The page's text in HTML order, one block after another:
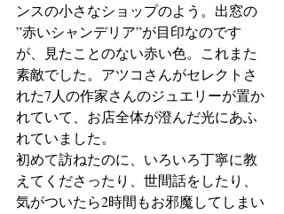
ンスの小さなショップのよう。出窓の
”赤いシャンデリア”が目印なのです
が、見たことのない赤い色。これまた
素敵でした。アツコさんがセレクトさ
れた7人の作家さんのジュエリーが置か
れていて、お店全体が澄んだ光にあふ
れていました。
初めて訪ねたのに、いろいろ丁寧に教
えてくださったり、世間話をしたり、
気がついたら2時間もお邪魔してしまい